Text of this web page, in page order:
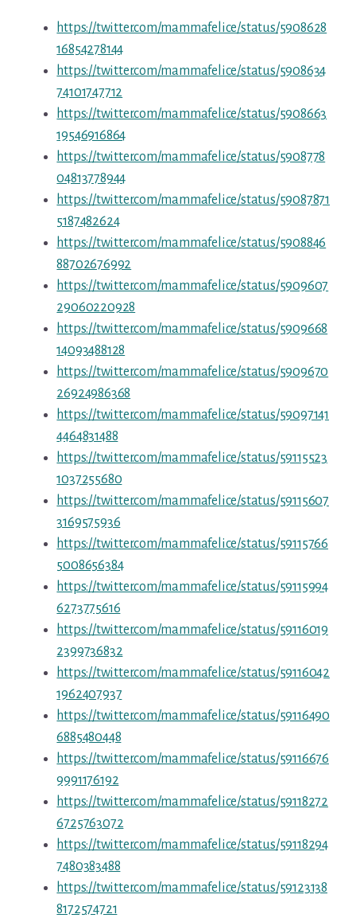
https://twitter.com/mammafelice/status/5908628
16854278144
https://twitter.com/mammafelice/status/5908634
74101747712
https://twitter.com/mammafelice/status/5908663
19546916864
https://twitter.com/mammafelice/status/5908778
04813778944
https://twitter.com/mammafelice/status/59087871
5187482624
https://twitter.com/mammafelice/status/5908846
88702676992
https://twitter.com/mammafelice/status/5909607
29060220928
https://twitter.com/mammafelice/status/5909668
14093488128
https://twitter.com/mammafelice/status/5909670
26924986368
https://twitter.com/mammafelice/status/59097141
4464831488
https://twitter.com/mammafelice/status/59115523
1037255680
https://twitter.com/mammafelice/status/59115607
3169575936
https://twitter.com/mammafelice/status/59115766
5008656384
https://twitter.com/mammafelice/status/59115994
6273775616
https://twitter.com/mammafelice/status/59116019
2399736832
https://twitter.com/mammafelice/status/59116042
1962407937
https://twitter.com/mammafelice/status/59116490
6885480448
https://twitter.com/mammafelice/status/59116676
9991176192
https://twitter.com/mammafelice/status/59118272
6725763072
https://twitter.com/mammafelice/status/59118294
7480383488
https://twitter.com/mammafelice/status/59123138
8172574721